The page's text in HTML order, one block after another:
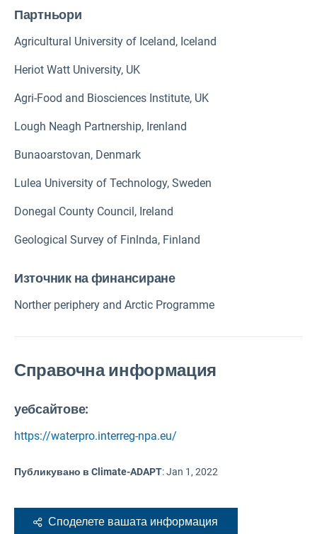
Партньори
Agricultural University of Iceland, Iceland
Heriot Watt University, UK
Agri-Food and Biosciences Institute, UK
Lough Neagh Partnership, Irenland
Bunaoarstovan, Denmark
Lulea University of Technology, Sweden
Donegal County Council, Ireland
Geological Survey of Finlnda, Finland
Източник на финансиране
Norther periphery and Arctic Programme
Справочна информация
уебсайтове:
https://waterpro.interreg-npa.eu/
Публикувано в Climate-ADAPT:Jan 1, 2022
Споделете вашата информация